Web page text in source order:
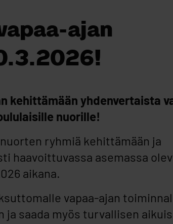
ajan
kehittämään yhdenvertaista
nuorille!
ryhmiä kehittämään ja
haavoittuvassa asemassa
aikana.
vapaa-ajan
ja saada myös turvallisen